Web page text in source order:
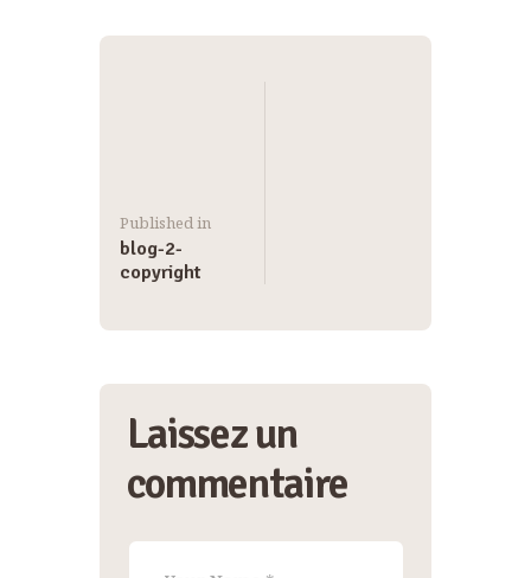
Navigation
Published in
blog-2-
copyright
Laissez un
commentaire